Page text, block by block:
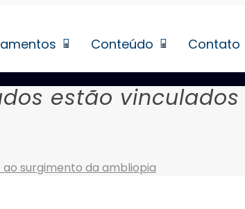
Conteúdo Contato
estão
surgimento da ambliopia